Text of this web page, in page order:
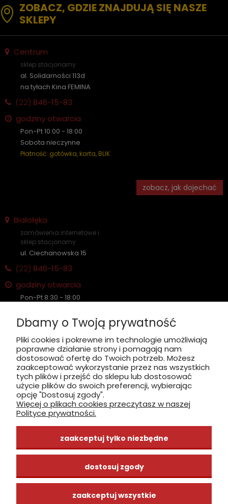
ZOBACZ, GDZIE ZNAJDUJĄ SIĘ NASZE
SKLEPY
Centrum
sklep stacjonarny
al. Solidarności 113d
na tyłach Kina FEMINA
(22) 846-15-83
godziny otwarcia
Pon-Pt 10:00 - 18:00
Sobota nieczynne
Płatność: gotówka, karta, BLIK
zobacz, jak dojechać
Białołęka
zamówienia internetowe i
sklep stacjonarny
ul. Ciechanowska 15
(22) 846-15-83
godziny otwarcia
Pon-Pt 8:30 - 18:00
Płatność: gotówka, karta, BLIK
zobacz, jak dojechać
INFORMACJE
ZAKUPY
CENTRUM WIEDZY
Dbamy o Twoją prywatność
Pliki cookies i pokrewne im technologie umożliwiają
poprawne działanie strony i pomagają nam
dostosować ofertę do Twoich potrzeb. Możesz
zaakceptować wykorzystanie przez nas wszystkich
tych plików i przejść do sklepu lub dostosować
użycie plików do swoich preferencji, wybierając
opcję "Dostosuj zgody".
Więcej o plikach cookies przeczytasz w naszej
Polityce prywatności.
zaakceptuj tylko niezbędne
dostosuj zgody
zaakceptuj wszystkie